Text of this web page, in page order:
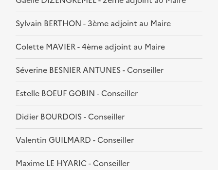
Sylvain BERTHON - 3ème adjoint au Maire
Colette MAVIER - 4ème adjoint au Maire
Séverine BESNIER ANTUNES - Conseiller
Estelle BOEUF GOBIN - Conseiller
Didier BOURDOIS - Conseiller
Valentin GUILMARD - Conseiller
Maxime LE HYARIC - Conseiller